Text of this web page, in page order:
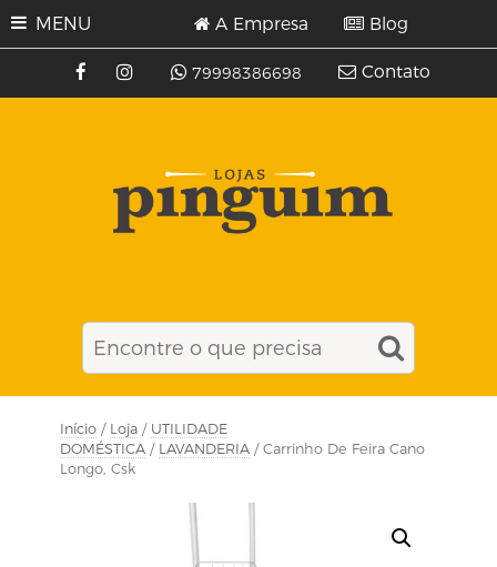
MENU
79998386698
A Empresa Blog
Contato
Início / Loja / UTILIDADE
DOMÉSTICA / LAVANDERIA / Carrinho De Feira Cano
Longo, Csk